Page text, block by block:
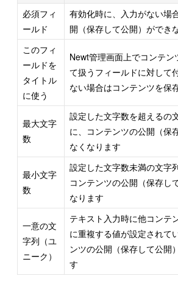
必須フィ
ールド
有効化時に、入力がない場
開（保存して公開）ができ
このフィ
ールドを
タイトル
に使う
Newt管理画面上でコンテン
て扱うフィールドに対して
ない場合はコンテンツを保
最大文字
数
設定した文字数を超えるの
に、コンテンツの公開（保
なくなります
最小文字
数
設定した文字数未満の文字
コンテンツの公開（保存し
なります
一意の文
字列（ユ
ニーク）
テキスト入力時に他コンテ
に重複する値が設定されて
ンツの公開（保存して公開
す